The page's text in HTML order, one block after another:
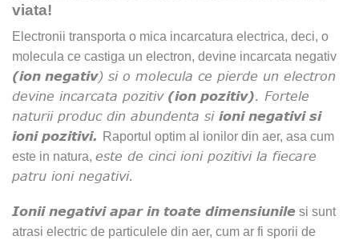
viata!
Electronii transporta o mica incarcatura electrica, deci, o
molecula ce castiga un electron, devine incarcata negativ
(ion negativ) si o molecula ce pierde un electron
devine incarcata pozitiv(ion pozitiv). Fortele
naturii produc din abundenta si ioni negativi si
ioni pozitivi.
Raportul optim al ionilor din aer, asa cum
este in natura, este de cinci ioni pozitivi la fiecare
patru ioni negativi.
Ionii negativi apar in toate dimensiunile si sunt
atrasi electric de particulele din aer, cum ar fi sporii de